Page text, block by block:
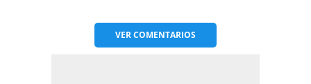
VERCOMENTARIOS